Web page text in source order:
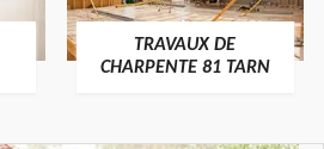
TRAVAUX DE
CHARPENTE 81 TARN